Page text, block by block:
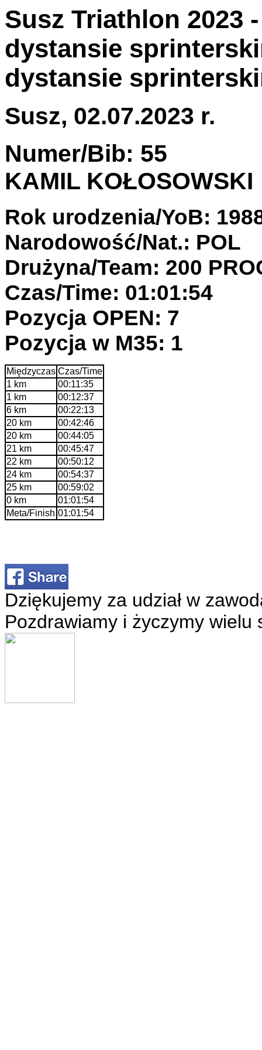
Susz Triathlon 2023
dystansie
dystansie
Susz, 02.07.2023 r.
Numer/Bib: 55
KAMIL KOŁOSOWSKI
Rok urodzenia/YoB:
Narodowość/Nat.: POL
Drużyna/Team: 200
Czas/Time: 01:01:54
Pozycja OPEN: 7
Pozycja w M35: 1
Międzyczas Czas/Time
1 km
00:11:35
1 km
00:12:37
6 km
00:22:13
20 km
00:42:46
20 km
00:44:05
21 km
00:45:47
22 km
00:50:12
24 km
00:54:37
25 km
00:59:02
0 km
01:01:54
Meta/Finish 01:01:54
Dziękujemy za udział w
Pozdrawiamy i życzymy wielu